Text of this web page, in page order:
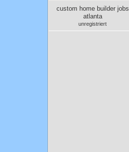
custom home builder jobs
atlanta
unregistriert